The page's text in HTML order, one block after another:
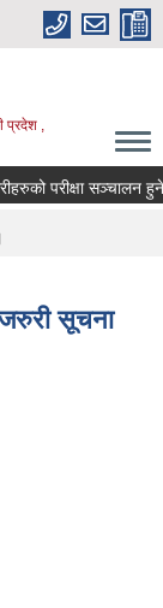
प्रदेश ,
परीक्षा सञ्चालन
सूचना